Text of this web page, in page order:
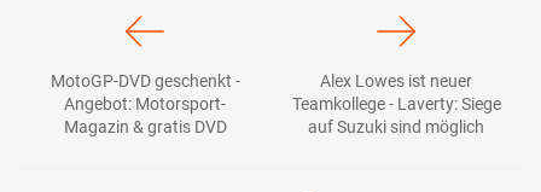
MotoGP-DVD geschenkt -
Angebot: Motorsport-
Magazin & gratis DVD
Alex Lowes ist neuer
Teamkollege - Laverty: Siege
auf Suzuki sind möglich